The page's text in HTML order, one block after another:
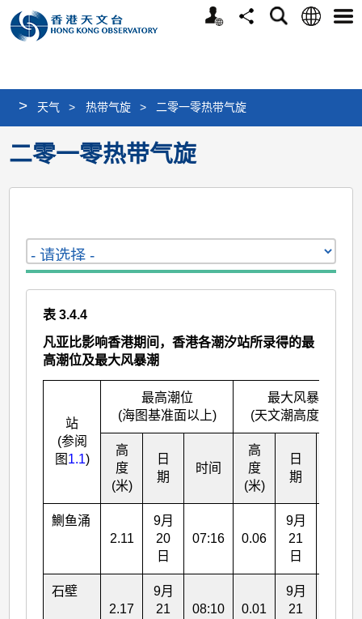
个
分
搜
语
选
> 天气 > 热带气旋 > 二零一零热带气旋
二零一零热带气旋
表 3.4.4
凡亚比影响香港期间，香港各潮汐站所录得的最
高潮位及最大风暴潮
站
(参阅
图 1.1)
最高潮位
(海图基准面以上)
最大风暴潮
(天文潮高度以上)
高
度
(米)
日
期
时间
高
度
(米)
日
期
鰂鱼涌
2.11
9月
20
日
07:16 0.06
9月
21
日
石壁
2.17
9月
21
08:10 0.01
9月
21